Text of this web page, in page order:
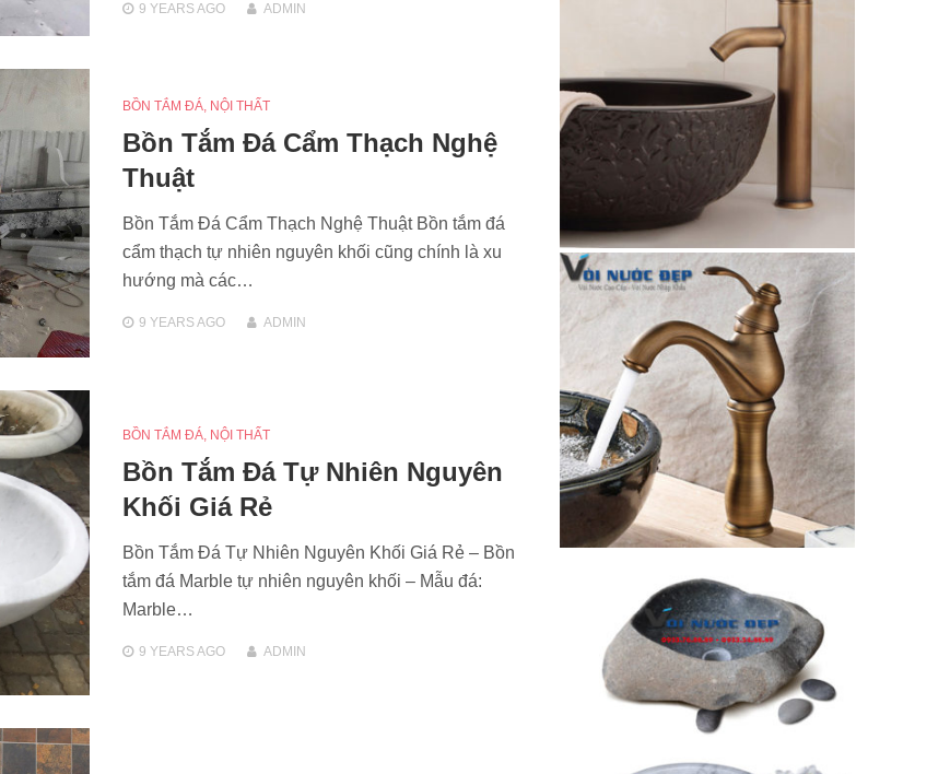
9 YEARSAGO ADMIN
BỒN TẮM ĐÁ, NỘI THẤT
Bồn Tắm Đá Cẩm Thạch Nghệ
Thuật
Bồn Tắm Đá Cẩm Thạch Nghệ Thuật Bồn tắm đá
cẩm thạch tự nhiên nguyên khối cũng chính là xu
hướng mà các…
9 YEARSAGO ADMIN
BỒN TẮM ĐÁ, NỘI THẤT
Bồn Tắm Đá Tự Nhiên Nguyên
Khối Giá Rẻ
Bồn Tắm Đá Tự Nhiên Nguyên Khối Giá Rẻ – Bồn
tắm đá Marble tự nhiên nguyên khối – Mẫu đá:
Marble…
9 YEARSAGO ADMIN